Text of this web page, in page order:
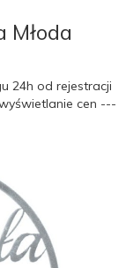
Młoda
24h od rejestracji
cen ---